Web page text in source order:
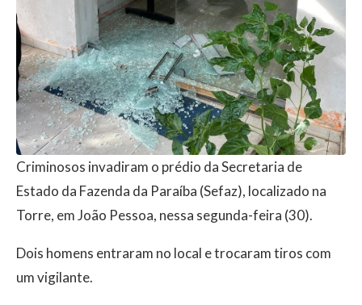
Criminosos invadiram o prédio da Secretaria de
Estado da Fazenda da Paraíba (Sefaz), localizado na
Torre, em João Pessoa, nessa segunda-feira (30).
Dois homens entraram no local e trocaram tiros com
um vigilante.